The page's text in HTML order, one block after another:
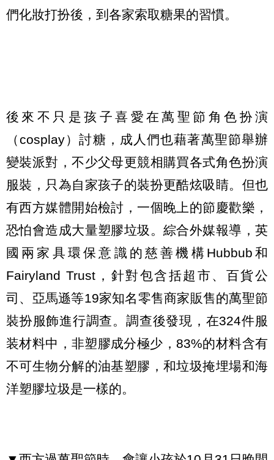
們化妝打扮後，到各家索取糖果的習慣。
後來不只是孩子喜愛在萬聖節角色扮演
（cosplay）討糖，成人們也藉著萬聖節舉辦
變裝派對，不少父母更競相購買各式角色扮演
服裝，只為自家孩子的裝扮更酷炫吸睛。但也
有西方媒體開始檢討，一個晚上的節慶歡樂，
恐怕會造成大量塑膠垃圾。綜合外媒報導，英
國兩家具環保意識的慈善機構Hubbub和
Fairyland Trust，針對包含括超市、百貨公
司、亞馬遜等19家知名零售商家販售的萬聖節
裝扮服飾進行調查。調查後發現，在324件服
装材料中，非塑膠成分極少，83%的材料含有
不可生物分解的油基塑膠，和垃圾掩埋場和海
洋塑膠垃圾是一樣的。